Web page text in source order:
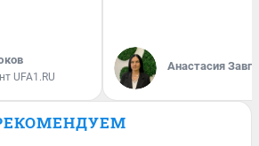
UFA1.RU
Анастасия